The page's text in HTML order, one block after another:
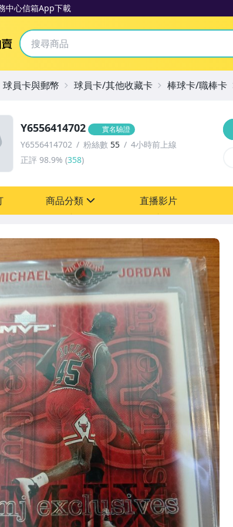
中心信箱App下載
Yahoo拍賣
Y6556414702 實名驗證
Y6556414702 粉絲數 55
4小時前上線
正評 98.9% (358)
商品分類
品與服飾
飾品配件
直播影片
球員卡與郵幣 球員卡/其他收藏卡 棒球卡/職棒卡